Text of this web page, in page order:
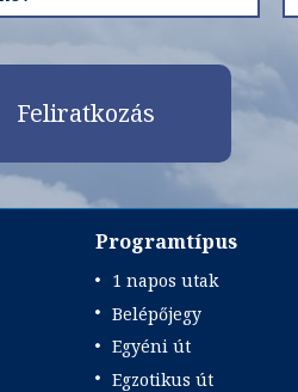
Feliratkozás
Programtípus
1 napos utak
Belépőjegy
Egyéni út
Egzotikus út